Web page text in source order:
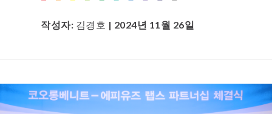
작성자: 김경호 | 2024년 11월 26일